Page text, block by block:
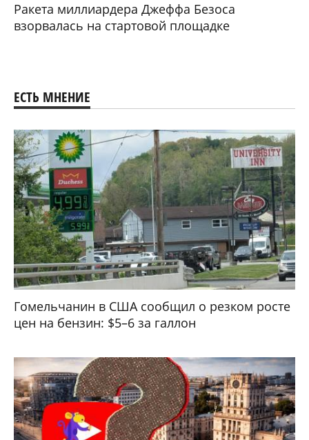
Ракета миллиардера Джеффа Безоса
взорвалась на стартовой площадке
ЕСТЬ МНЕНИЕ
Гомельчанин в США сообщил о резком росте
цен на бензин: $5–6 за галлон